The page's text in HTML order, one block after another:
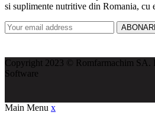
si suplimente nutritive din Romania, cu
Copyright 2023 © Romfarmachim SA.
Software
Main Menu x